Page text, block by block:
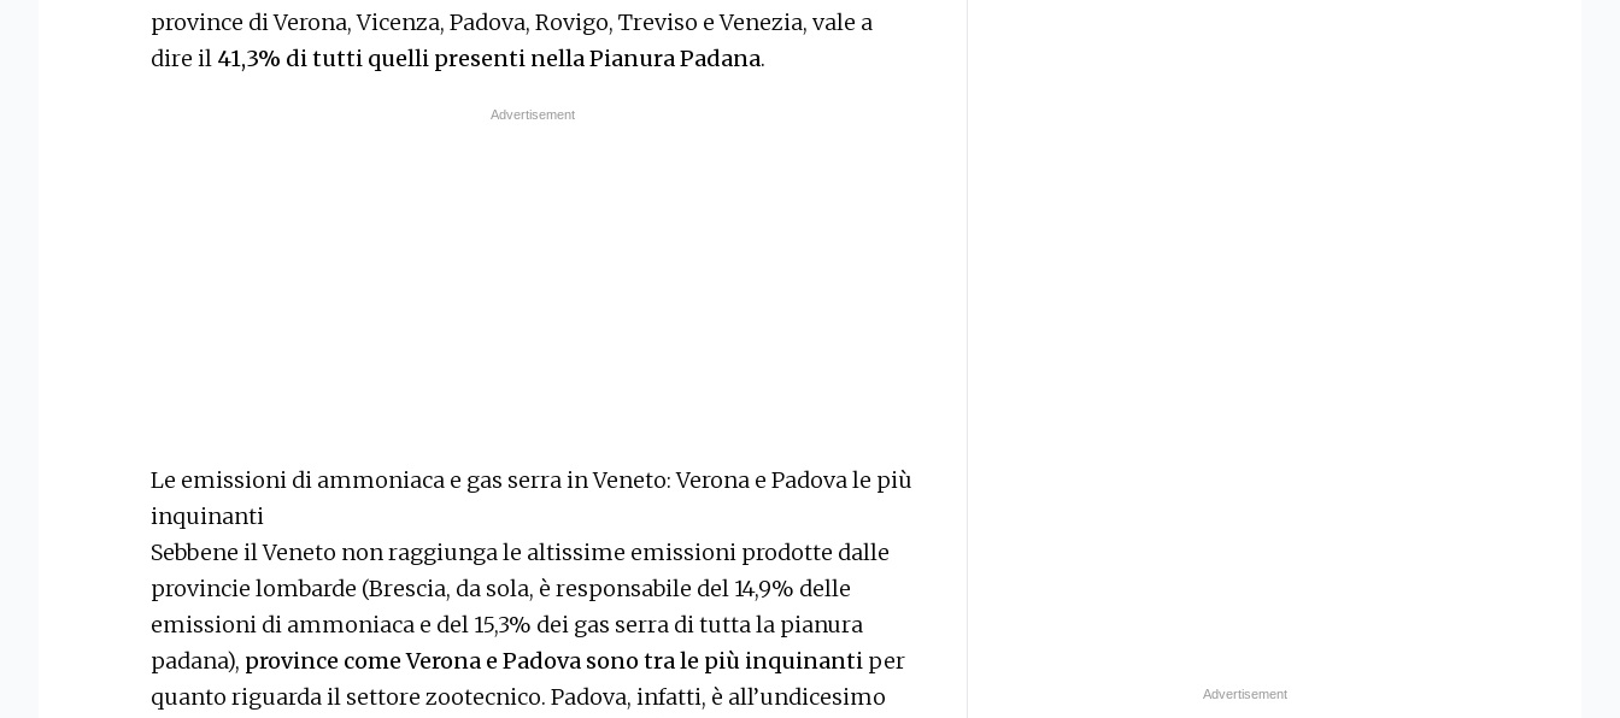
province di Verona, Vicenza, Padova, Rovigo, Treviso e Venezia, vale a
dire il 41,3% di tutti quelli presenti nella Pianura Padana.
Le emissioni di ammoniaca e gas serra in Veneto: Verona e Padova le più
inquinanti
Sebbene il Veneto non raggiunga le altissime emissioni prodotte dalle
provincie lombarde (Brescia, da sola, è responsabile del 14,9% delle
emissioni di ammoniaca e del 15,3% dei gas serra di tutta la pianura
padana), province come Verona e Padova sono tra le più inquinanti per
quanto riguarda il settore zootecnico. Padova, infatti, è all’undicesimo